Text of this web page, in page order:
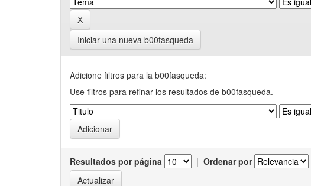
Iniciar una nueva b00fasqueda
Adicione filtros para la b00fasqueda:
Use filtros para refinar los resultados de b00fasqueda.
Resultados por página | Ordenar por